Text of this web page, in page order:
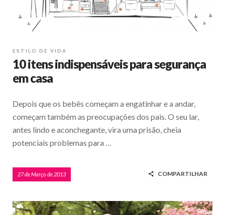
ESTILO DE VIDA
10 itens indispensáveis para segurança
em casa
Depois que os bebês começam a engatinhar e a andar,
começam também as preocupações dos pais. O seu lar,
antes lindo e aconchegante, vira uma prisão, cheia
potenciais problemas para …
27 de Março de 2013 COMPARTILHAR